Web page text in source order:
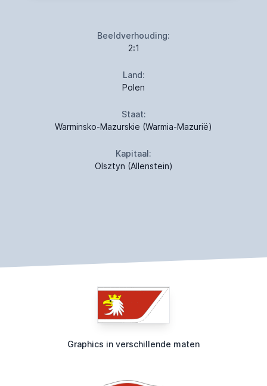
Beeldverhouding:
2:1
Land:
Polen
Staat:
Warminsko-Mazurskie (Warmia-Mazurië)
Kapitaal:
Olsztyn (Allenstein)
Graphics in verschillende maten